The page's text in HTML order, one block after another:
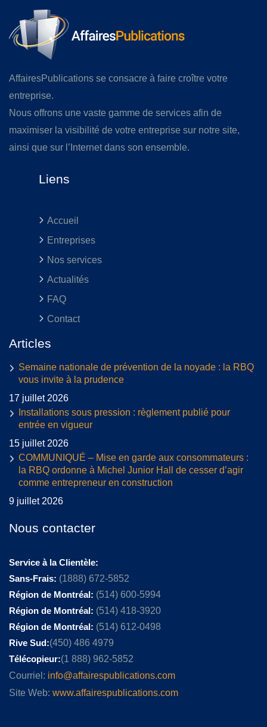
AffairesPublications se consacre à faire croître votre
entreprise.
Nous offrons une vaste gamme de services afin de
maximiser la visibilité de votre entreprise sur notre site,
ainsi que sur l’Internet dans son ensemble.
Liens
Accueil
Entreprises
Nos services
Actualités
FAQ
Contact
Articles
Semaine nationale de prévention de la noyade : la RBQ
vous invite à la prudence
17 juillet 2026
Installations sous pression : règlement publié pour
entrée en vigueur
15 juillet 2026
COMMUNIQUÉ – Mise en garde aux consommateurs :
la RBQ ordonne à Michel Junior Hall de cesser d’agir
comme entrepreneur en construction
9 juillet 2026
Nous contacter
Service à la Clientèle:
Sans-Frais: (1888) 672-5852
Région de Montréal: (514) 600-5994
Région de Montréal: (514) 418-3920
Région de Montréal: (514) 612-0498
Rive Sud:(450) 486 4979
Télécopieur:(1 888) 962-5852
Courriel: info@affairespublications.com
Site Web: www.affairespublications.com